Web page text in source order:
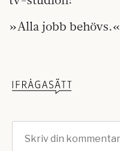
»Alla jobb behövs.«